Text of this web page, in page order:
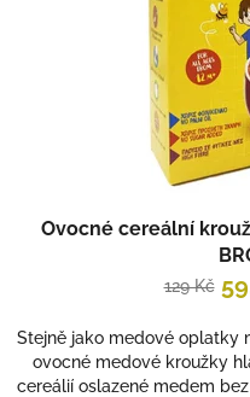
Ovocné cereální
129 Kč
Stejně jako medové oplatky
ovocné medové kroužky
cereálií oslazené medem